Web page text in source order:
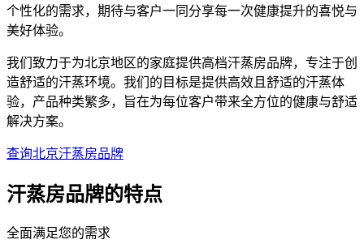
个性化的需求，期待与客户一同分享每一次健康提升的喜悦与
美好体验。
我们致力于为北京地区的家庭提供高档汗蒸房品牌，专注于创
造舒适的汗蒸环境。我们的目标是提供高效且舒适的汗蒸体
验，产品种类繁多，旨在为每位客户带来全方位的健康与舒适
解决方案。
查询北京汗蒸房品牌
汗蒸房品牌的特点
全面满足您的需求